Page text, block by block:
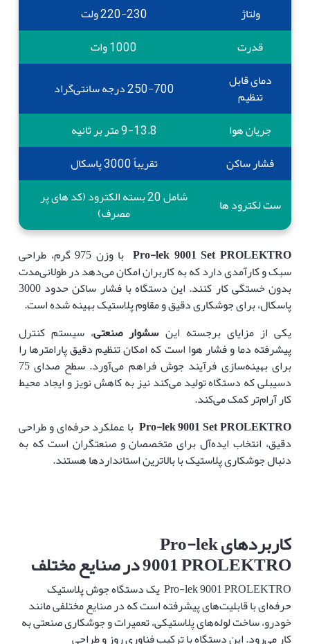
ولتاژ
220-230 ولت
قدرت
1000 وات
دمای قابل
تنظیم
250-700 درجه سانتی‌گراد
جریان هوا
9-13.8 متر بر ثانیه
فشار ساکن
تقریباً 3000 پاسکال
ست لکترود ها
شامل 20 بسته الکترود (کد های پر
مصرف)
Pro-lek 9001 Set PROLEKTRO
با وزن 975 گرم، طراحی
سبک و کارآمدی دارد که به کاربران امکان می‌دهد در طولانی‌مدت
بدون خستگی کار کنند. این دستگاه با فشار ساکن حدود 3000
پاسکال، برای جوشکاری دقیق و مقاوم پلاستیک بهینه شده است.
یکی از مزایای برجسته اینسشوار صنعتی، سیستم کنترل
پیشرفته دما و فشار هوا است که امکان تنظیم دقیق پارامترها را
برای بهینه‌سازی فرآیند جوش فراهم می‌آورد. سطح صدای 75
دسیبلی که دستگاه تولید می‌کند نیز به کاهش نویز و ایجاد محیط
کار آرام‌تر کمک می‌کند.
Pro-lek 9001 Set PROLEKTRO با عملکرد حرفه‌ای و طراحی
دقیق، انتخاب ایده‌آل برای متخصصان و صنعتگران است که به
دنبال جوشکاری پلاستیک با بالاترین استانداردها هستند.
کاربردهایPro-lek
9001 PROLEKTROدر صنایع مختلف
Pro-lek 9001 PROLEKTRO یک دستگاه جوش پلاستیک
حرفه‌ای با قابلیت‌های پیشرفته است که در صنایع مختلفی مانند
خودرو، ساخت لوله‌های پلاستیکی، تعمیرات و جوشکاری صنعتی به
کار می‌رود. این دستگاه با ترکیب فناوری روز و طراحی